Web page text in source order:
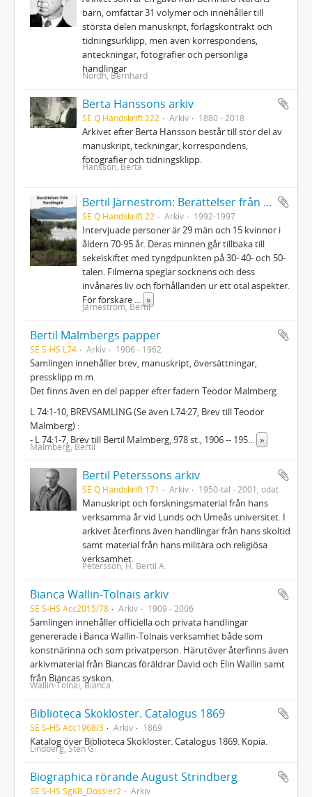
barn, omfattar 31 volymer och innehåller till
största delen manuskript, förlagskontrakt och
tidningsurklipp, men även korrespondens,
anteckningar, fotografier och personliga
handlingar
Nordh, Bernhard
Berta Hanssons arkiv
SE Q Handskrift 222 Arkiv 1880 - 2018
Arkivet efter Berta Hansson består till stor del av
manuskript, teckningar, korrespondens,
fotografier och tidningsklipp.
Hansson, Berta
Bertil Järneström: Berättelser från Nordingrå, 48 videofilmer inspelade 1992-1997
SE Q Handskrift 22 Arkiv 1992-1997
Intervjuade personer är 29 män och 15 kvinnor i
åldern 70-95 år. Deras minnen går tillbaka till
sekelskiftet med tyngdpunkten på 30- 40- och 50-
talen. Filmerna speglar socknens och dess
invånares liv och förhållanden ur ett otal aspekter.
För forskare
»
Järneström, Bertil
Bertil Malmbergs papper
SE S-HS L74 Arkiv 1906 - 1962
Samlingen innehåller brev, manuskript, översättningar,
pressklipp m.m.
Det finns även en del papper efter fadern Teodor Malmberg.
L 74:1-10, BREVSAMLING (Se även L74:27, Brev till Teodor
Malmberg) :
- L 74:1-7, Brev till Bertil Malmberg, 978 st., 1906 -- 195
»
Malmberg, Bertil
Bertil Peterssons arkiv
SE Q Handskrift 171 Arkiv 1950-tal - 2001, odat
Manuskript och forskningsmaterial från hans
verksamma år vid Lunds och Umeås universitet. I
arkivet återfinns även handlingar från hans skoltid
samt material från hans militära och religiösa
verksamhet.
Petersson, H. Bertil A.
Bianca Wallin-Tolnais arkiv
SE S-HS Acc2015/78 Arkiv 1909 - 2006
Samlingen innehåller officiella och privata handlingar
genererade i Banca Wallin-Tolnais verksamhet både som
konstnärinna och som privatperson. Härutöver återfinns även
arkivmaterial från Biancas föräldrar David och Elin Wallin samt
från Biancas syskon.
Wallin-Tolnai, Bianca
Biblioteca Skokloster. Catalogus 1869
SE S-HS Acc1968/3 Arkiv 1869
Katalog över Biblioteca Skokloster. Catalogus 1869. Kopia.
Lindberg, Sten G.
Biographica rörande August Strindberg
SE S-HS SgKB_Dossier2 Arkiv